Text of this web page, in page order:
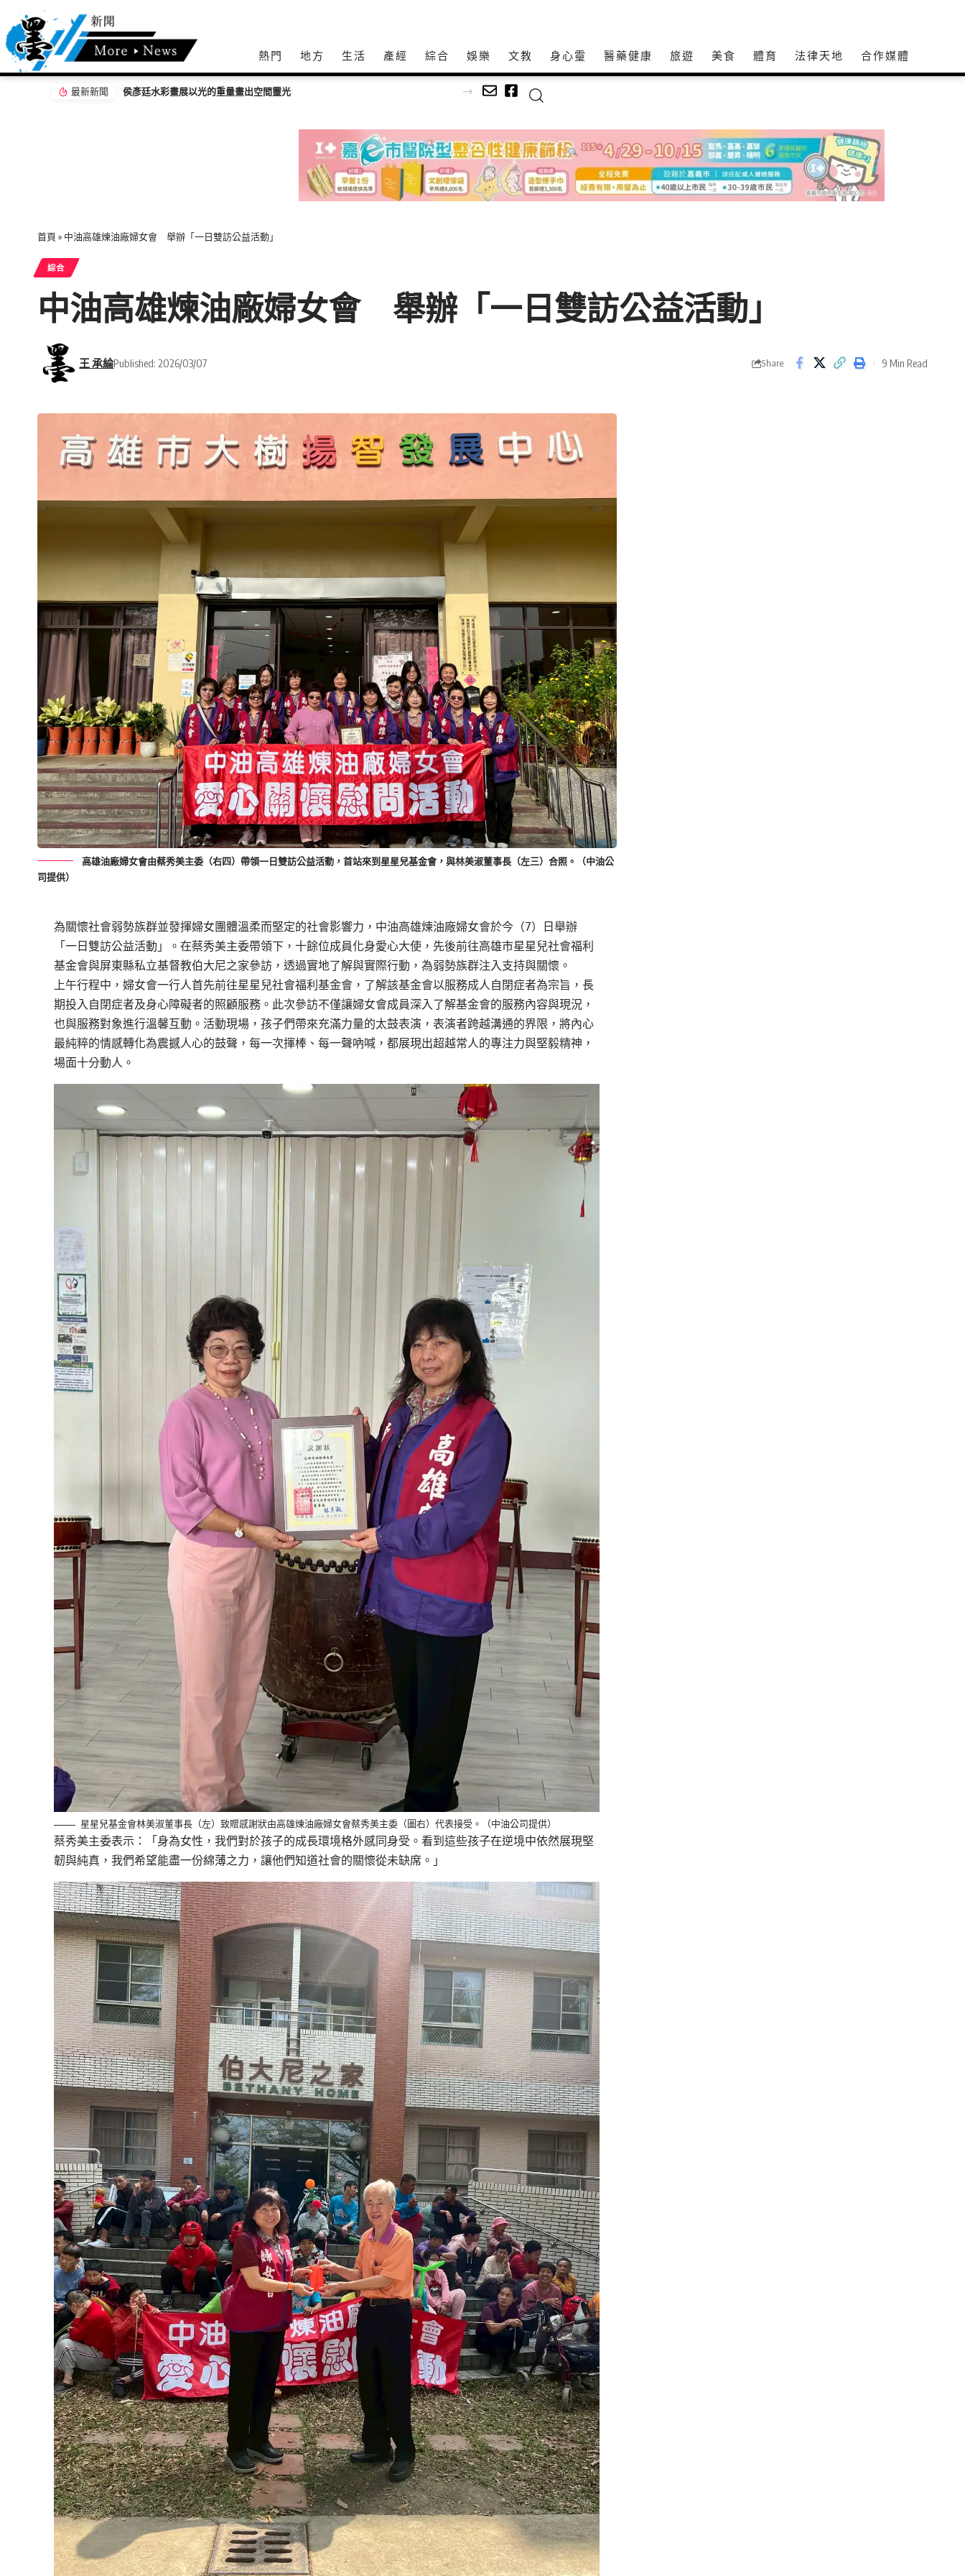
熱門 地方 生活 產經 綜合 娛樂 文教 身心𩆜 醫藥健康 旅遊 美食 體育 法律天地 合作媒體
最新新聞 信義分局跨域整備2026城鎮韌性演習 布農族語宣導深入原鄉部落
首頁 » 中油高雄煉油廠婦女會 舉辦「一日雙訪公益活動」
綜合
中油高雄煉油廠婦女會 舉辦「一日雙訪公益活動」
王 承綸Published: 2026/03/07 Share 9 Min Read
高雄油廠婦女會由蔡秀美主委（右四）帶領一日雙訪公益活動，首站來到星星兒基金會，與林美淑董事長（左三）合照。（中油公
司提供）
為關懷社會弱勢族群並發揮婦女團體溫柔而堅定的社會影響力，中油高雄煉油廠婦女會於今（7）日舉辦
「一日雙訪公益活動」。在蔡秀美主委帶領下，十餘位成員化身愛心大使，先後前往高雄市星星兒社會福利
基金會與屏東縣私立基督教伯大尼之家參訪，透過實地了解與實際行動，為弱勢族群注入支持與關懷。
上午行程中，婦女會一行人首先前往星星兒社會福利基金會，了解該基金會以服務成人自閉症者為宗旨，長
期投入自閉症者及身心障礙者的照顧服務。此次參訪不僅讓婦女會成員深入了解基金會的服務內容與現況，
也與服務對象進行溫馨互動。活動現場，孩子們帶來充滿力量的太鼓表演，表演者跨越溝通的界限，將內心
最純粹的情感轉化為震撼人心的鼓聲，每一次揮棒、每一聲吶喊，都展現出超越常人的專注力與堅毅精神，
場面十分動人。
星星兒基金會林美淑董事長（左）致贈感謝狀由高雄煉油廠婦女會蔡秀美主委（圖右）代表接受。（中油公司提供）
蔡秀美主委表示：「身為女性，我們對於孩子的成長環境格外感同身受。看到這些孩子在逆境中依然展現堅
韌與純真，我們希望能盡一份綿薄之力，讓他們知道社會的關懷從未缺席。」